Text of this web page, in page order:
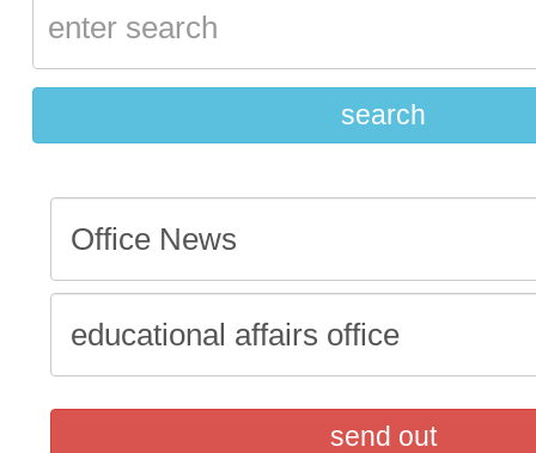
度第1學期第7次代理教師
招)
【甄選結果(第3招)】公告
度第1學期第9次代理教師
招)
search
send out